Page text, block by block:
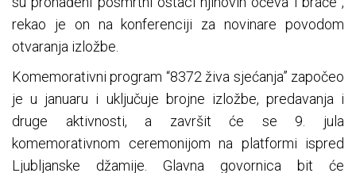
rekao je on na konferenciji za novinare povodom
otvaranja izložbe.
Komemorativni program “8372 živa sjećanja” započeo
je u januaru i uključuje brojne izložbe, predavanja i
druge aktivnosti, a završit će se 9. jula
komemorativnom ceremonijom na platformi ispred
Ljubljanske džamije. Glavna govornica bit će